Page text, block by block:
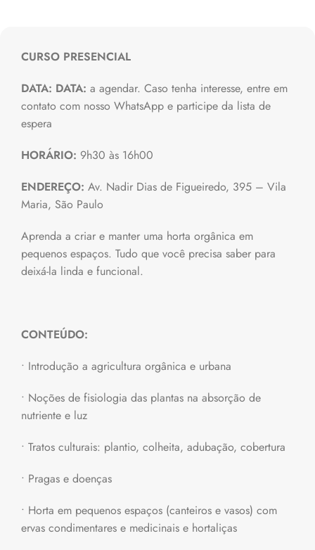
CURSO PRESENCIAL
DATA: DATA: a agendar. Caso tenha interesse, entre em
contato com nosso WhatsApp e participe da lista de
espera
HORÁRIO: 9h30 às 16h00
ENDEREÇO: Av. Nadir Dias de Figueiredo, 395 – Vila
Maria, São Paulo
Aprenda a criar e manter uma horta orgânica em
pequenos espaços. Tudo que você precisa saber para
deixá-la linda e funcional.
CONTEÚDO:
• Introdução a agricultura orgânica e urbana
• Noções de fisiologia das plantas na absorção de
nutriente e luz
• Tratos culturais: plantio, colheita, adubação, cobertura
• Pragas e doenças
• Horta em pequenos espaços (canteiros e vasos) com
ervas condimentares e medicinais e hortaliças